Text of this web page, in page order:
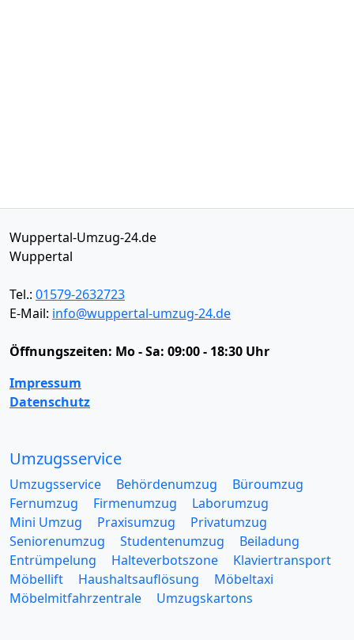
Wuppertal-Umzug-24.de
Wuppertal
Tel.: 01579-2632723
E-Mail: info@wuppertal-umzug-24.de
Öffnungszeiten: Mo - Sa: 09:00 - 18:30 Uhr
Impressum
Datenschutz
Umzugsservice
Umzugsservice Behördenumzug
Büroumzug
Fernumzug
Firmenumzug
Laborumzug
Mini Umzug
Praxisumzug
Privatumzug
Seniorenumzug
Studentenumzug
Beiladung
Entrümpelung
Halteverbotszone
Klaviertransport
Möbellift
Haushaltsauflösung
Möbeltaxi
Möbelmitfahrzentrale
Umzugskartons